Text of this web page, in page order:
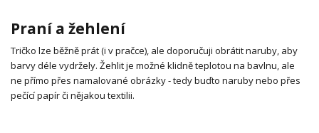
Praní a žehlení
Tričko lze běžně prát (i v pračce), ale doporučuji obrátit naruby, aby
barvy déle vydržely. Žehlit je možné klidně teplotou na bavlnu, ale
ne přímo přes namalované obrázky - tedy buďto naruby nebo přes
pečící papír či nějakou textilii.